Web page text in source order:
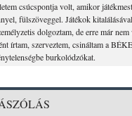
csúcspontja volt, amikor
fülszöveggel. Játékok
dolgoztam, de erre már
írtam, szerveztem, csináltam a
burkolódzókat.